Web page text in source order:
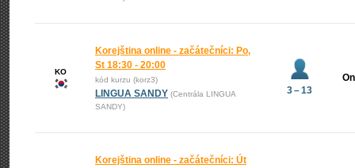
KO
Korejština online - začátečníci: Po,
St 18:30 - 20:00
kód kurzu (korz3)
LINGUA SANDY (Centrála LINGUA
SANDY)
3 – 13
Korejština online - začátečníci: Út